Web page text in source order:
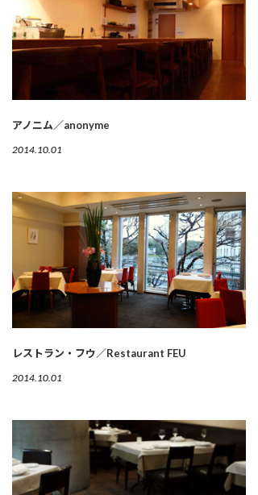
アノニム／anonyme
2014.10.01
レストラン・フウ／Restaurant FEU
2014.10.01